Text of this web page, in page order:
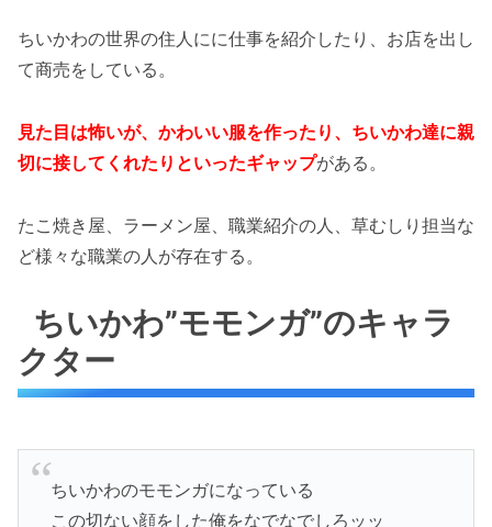
ちいかわの世界の住人にに仕事を紹介したり、お店を出し
て商売をしている。
見た目は怖いが、かわいい服を作ったり、ちいかわ達に親
切に接してくれたりといったギャップがある。
たこ焼き屋、ラーメン屋、職業紹介の人、草むしり担当な
ど様々な職業の人が存在する。
ちいかわ”モモンガ”のキャラ
クター
ちいかわのモモンガになっている
この切ない顔をした俺をなでなでしろッッ